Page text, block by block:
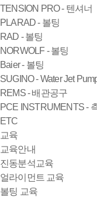
TENSION PRO - 텐셔너
PLARAD - 볼팅
RAD - 볼팅
NORWOLF - 볼팅
Baier - 볼팅
SUGINO - Water Jet
REMS - 배관공구
PCE INSTRUMENTS -
ETC
교육
교육안내
진동분석교육
얼라이먼트 교육
볼팅 교육